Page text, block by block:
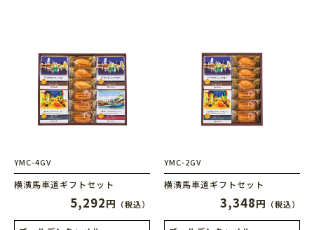
YMC-4GV
横濱馬車道ギフトセット
5,292円 （税込）
YMC-2GV
横濱馬車道ギフトセット
3,348円 （税込）